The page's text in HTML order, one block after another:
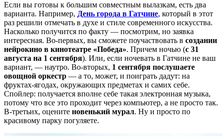
Если вы готовы к большим совместным вылазкам, есть два
варианта. Например, День города в Гатчине, который в этот
раз решили отмечать в духе и стиле современного искусства.
Насколько получится по факту — посмотрим, но заявка
интересная. Во-первых, вы сможете поучаствовать в создании
нейрокино в кинотеатре «Победа». Причем ночью (с 31
августа на 1 сентября). Или, если ночевать в Гатчине не ваш
вариант, — наутро. Во-вторых, 1 сентября послушаете
овощной оркестр — а то, может, и поиграть дадут: на
фруктах-ягодах, окружающих предметах и самих себе.
Спойлер: получается вполне себе такая электронная музыка,
потому что все это проходит через компьютер, а не просто так.
В-третьих, оцените новенький мурал. Ну и просто по
красивому парку погуляете.